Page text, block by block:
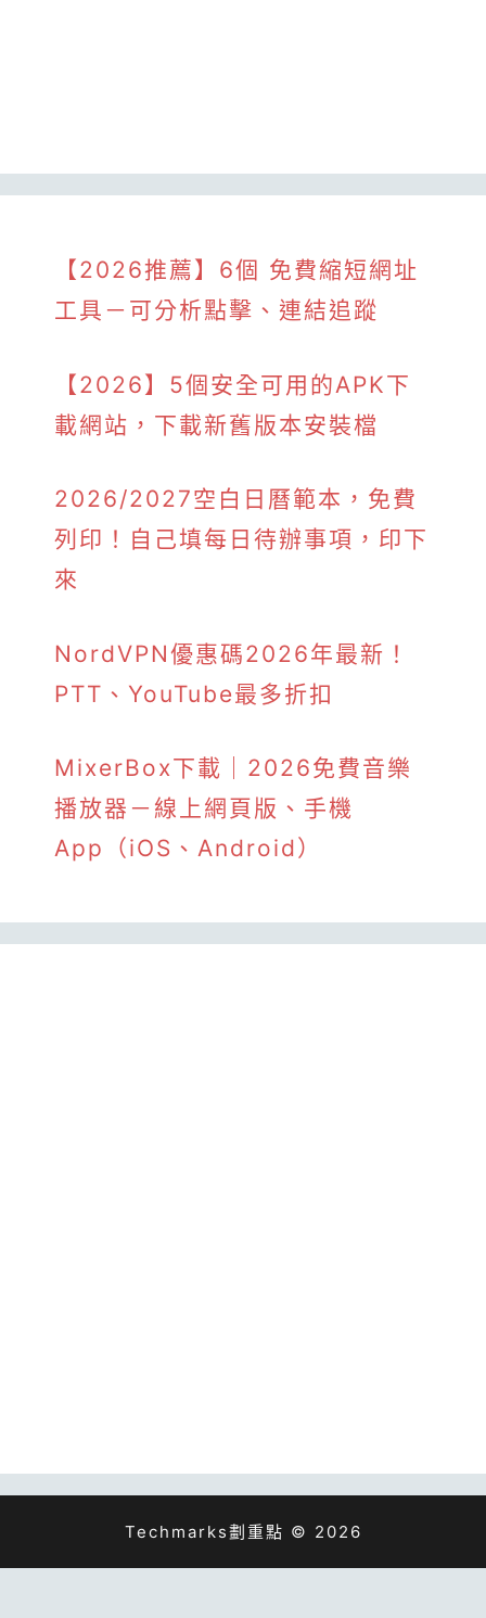
【2026推薦】6個 免費縮短網址
工具－可分析點擊、連結追蹤
【2026】5個安全可用的APK下
載網站，下載新舊版本安裝檔
2026/2027空白日曆範本，免費
列印！自己填每日待辦事項，印下
來
NordVPN優惠碼2026年最新！
PTT、YouTube最多折扣
MixerBox下載｜2026免費音樂
播放器－線上網頁版、手機
App（iOS、Android）
Techmarks劃重點 © 2026